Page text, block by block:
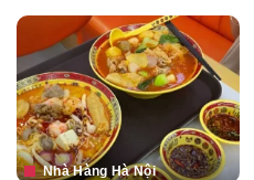
Nhà Hàng Hà Nội